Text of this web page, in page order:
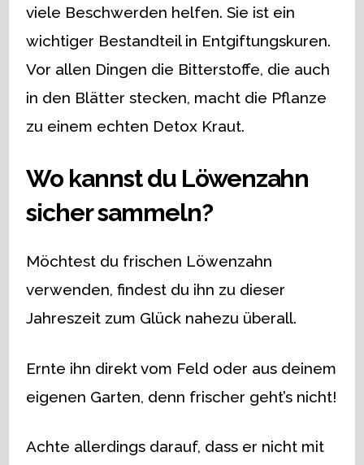
viele Beschwerden helfen. Sie ist ein
wichtiger Bestandteil in Entgiftungskuren.
Vor allen Dingen die Bitterstoffe, die auch
in den Blätter stecken, macht die Pflanze
zu einem echten Detox Kraut.
Wo kannst du Löwenzahn
sicher sammeln?
Möchtest du frischen Löwenzahn
verwenden, findest du ihn zu dieser
Jahreszeit zum Glück nahezu überall.
Ernte ihn direkt vom Feld oder aus deinem
eigenen Garten, denn frischer geht’s nicht!
Achte allerdings darauf, dass er nicht mit